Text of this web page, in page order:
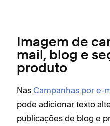
Imagem de
mail, blog e
produto
Nas Campanhas por e-
pode adicionar texto
publicações de blog e